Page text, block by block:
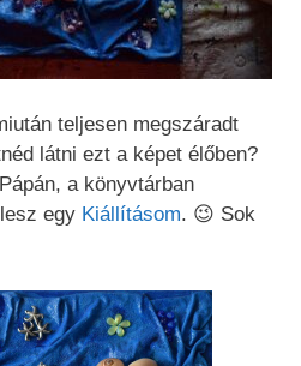
teljesen megszáradt
látni ezt a képet élőben?
a könyvtárban
egy Kiállításom. 😉 Sok